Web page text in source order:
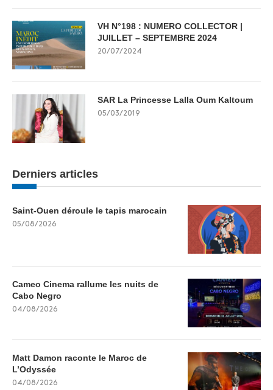
VH N°198 : NUMERO COLLECTOR |
JUILLET – SEPTEMBRE 2024
20/07/2024
SAR La Princesse Lalla Oum Kaltoum
05/03/2019
Derniers articles
Saint-Ouen déroule le tapis marocain
05/08/2026
Cameo Cinema rallume les nuits de
Cabo Negro
04/08/2026
Matt Damon raconte le Maroc de
L’Odyssée
04/08/2026